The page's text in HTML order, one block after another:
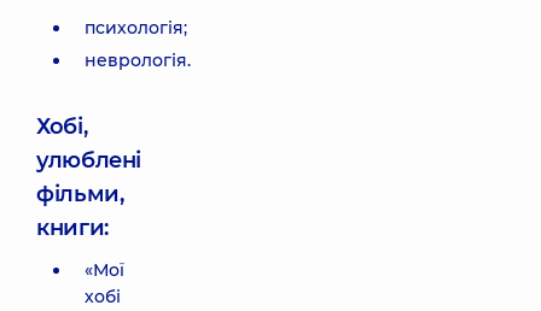
психологія;
неврологія.
Хобі,
улюблені
фільми,
книги:
«Мої
хобі